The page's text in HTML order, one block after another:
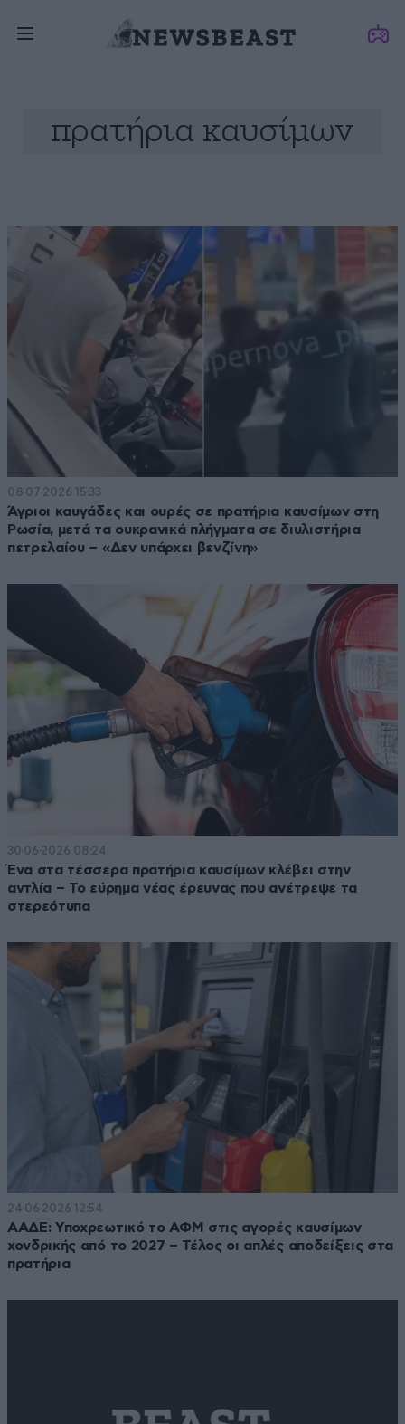
πρατήρια καυσίμων
08·07·2026 15:33
Άγριοι καυγάδες και ουρές σε πρατήρια καυσίμων στη
Ρωσία, μετά τα ουκρανικά πλήγματα σε διυλιστήρια
πετρελαίου – «Δεν υπάρχει βενζίνη»
30·06·2026 08:24
Ένα στα τέσσερα πρατήρια καυσίμων κλέβει στην
αντλία – Το εύρημα νέας έρευνας που ανέτρεψε τα
στερεότυπα
24·06·2026 12:54
ΑΑΔΕ: Υποχρεωτικό το ΑΦΜ στις αγορές καυσίμων
χονδρικής από το 2027 – Τέλος οι απλές αποδείξεις στα
πρατήρια